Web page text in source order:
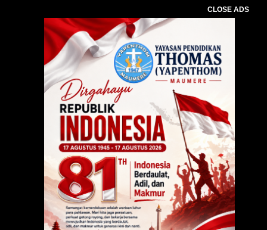
CLOSE ADS